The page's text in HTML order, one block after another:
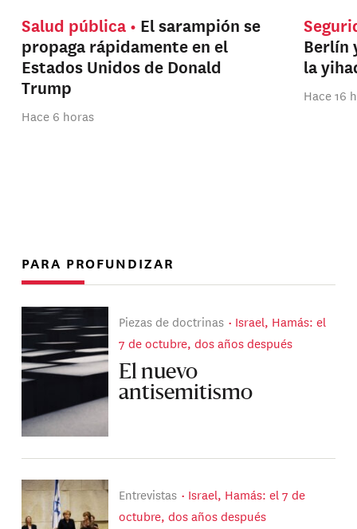
Salud pública
El sarampión se
propaga rápidamente en el
Estados Unidos de Donald
Trump
Hace 6 horas
Berlín
la
Hace 16
PARA PROFUNDIZAR
Piezas de doctrinas
Israel, Hamás: el
7 de octubre, dos años después
El nuevo
antisemitismo
Entrevistas
Israel, Hamás: el 7 de
octubre, dos años después